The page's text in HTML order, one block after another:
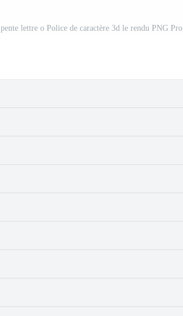
pente lettre o Police de caractère 3d le rendu PNG Pro